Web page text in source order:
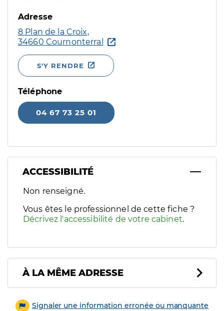
Adresse
8 Plan de la Croix,
34660 Cournonterral
S'Y RENDRE
Téléphone
04 67 73 25 01
ACCESSIBILITÉ
Filtres
Sélectionnez un ou plusieurs handicaps/besoins
Non renseigné.
Vous êtes le professionnel de cette fiche ?
Décrivez l'accessibilité de votre cabinet.
À LA MÊME ADRESSE
Signaler une information erronée ou manquante